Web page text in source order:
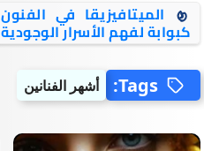
الميتافيزيقا في
كبوابة لفهم الأسرار الوجودية
Tags: أشهر الفنانين